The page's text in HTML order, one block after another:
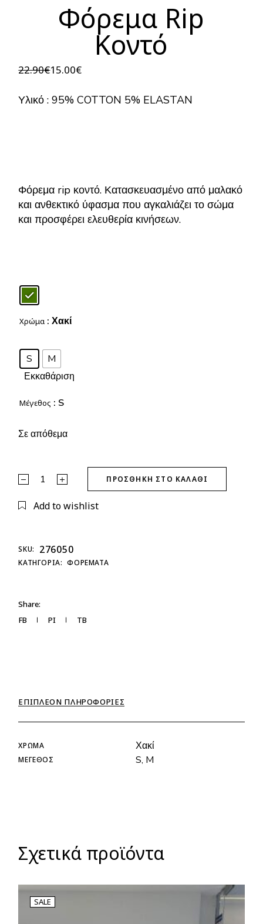
Φόρεμα Rip
Κοντό
22.90€
Original
was:
22.90€.
15.00€
Η
τιμή
είναι:
Υλικό : 95% COTTON 5% ELASTAN
Φόρεμα rip κοντό. Κατασκευασμένο από μαλακό
και ανθεκτικό ύφασμα που αγκαλιάζει το σώμα
και προσφέρει ελευθερία κινήσεων.
Χρώμα : Χακί
Μέγεθος : S
S
M
Εκκαθάριση
Σε απόθεμα
Φόρεμα Rip Κοντό quantityΠΡΟΣΘΉΚΗ ΣΤΟ ΚΑΛΆΘΙ
Add to wishlist
SKU: 276050
ΚΑΤΗΓΟΡΊΑ: ΦΟΡΕΜΑΤΑ
Share:
FB
PI TB
ΕΠΙΠΛΈΟΝ ΠΛΗΡΟΦΟΡΊΕΣ
ΧΡΏΜΑ Χακί
ΜΈΓΕΘΟΣ S, M
Σχετικά προϊόντα
SALE